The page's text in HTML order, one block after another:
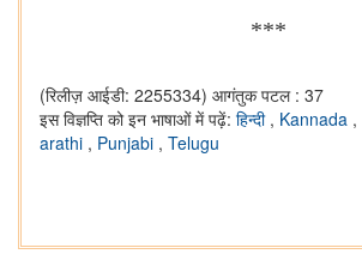
***
(रिलीज़ आईडी: 2255334) आगंतुक पटल : 37
इस विज्ञप्ति को इन भाषाओं में पढ़ें: हिन्दी , Kannada ,
arathi , Punjabi , Telugu